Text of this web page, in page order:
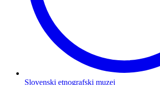
Slovenski etnografski muzej